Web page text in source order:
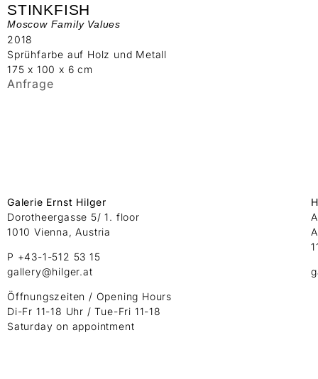
STINKFISH
Moscow Family Values
2018
Sprühfarbe auf Holz und Metall
175 x 100 x 6 cm
Anfrage
Galerie Ernst Hilger
Dorotheergasse 5/ 1. floor
1010 Vienna, Austria
P +43-1-512 53 15
gallery@hilger.at
Öffnungszeiten / Opening Hours
Di-Fr 11-18 Uhr / Tue-Fri 11-18
Saturday on appointment